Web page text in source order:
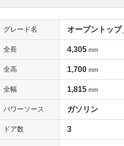
グレード名 オープントッ
全長 4,305 mm
全高 1,700 mm
全幅 1,815 mm
パワーソース ガソリン
ドア数 3